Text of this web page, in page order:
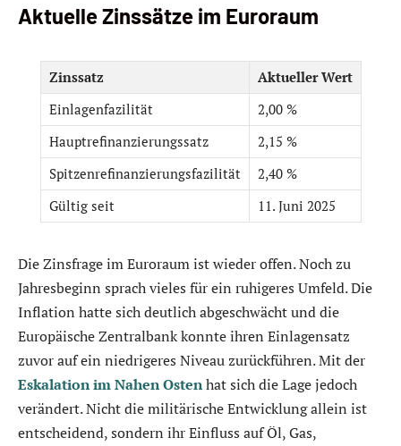
Aktuelle Zinssätze im Euroraum
Zinssatz
Aktueller Wert
Einlagenfazilität
2,00 %
Hauptrefinanzierungssatz
2,15 %
Spitzenrefinanzierungsfazilität
2,40 %
Gültig seit
11. Juni 2025
Die Zinsfrage im Euroraum ist wieder offen. Noch zu
Jahresbeginn sprach vieles für ein ruhigeres Umfeld. Die
Inflation hatte sich deutlich abgeschwächt und die
Europäische Zentralbank konnte ihren Einlagensatz
zuvor auf ein niedrigeres Niveau zurückführen. Mit der
Eskalation im Nahen Ostenhat sich die Lage jedoch
verändert. Nicht die militärische Entwicklung allein ist
entscheidend, sondern ihr Einfluss auf Öl, Gas,